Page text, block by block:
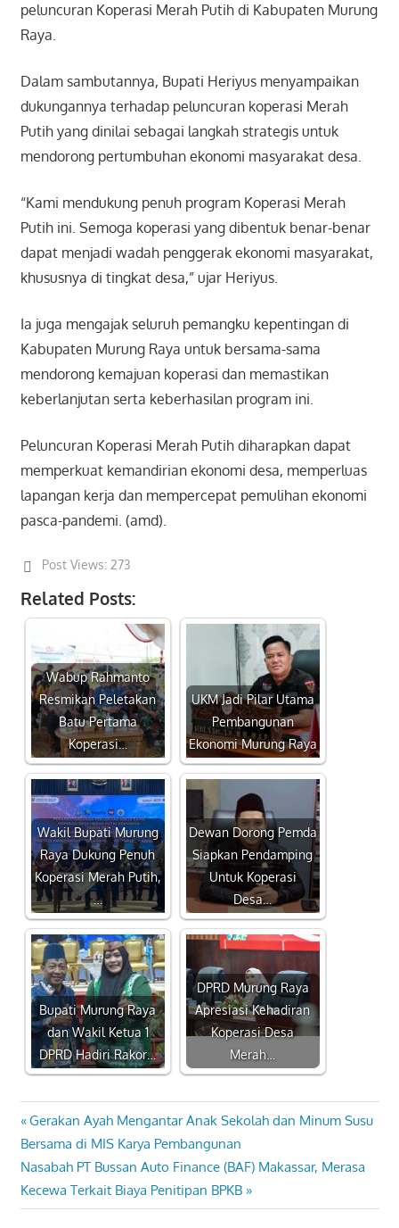
peluncuran Koperasi Merah Putih di Kabupaten Murung
Raya.
Dalam sambutannya, Bupati Heriyus menyampaikan
dukungannya terhadap peluncuran koperasi Merah
Putih yang dinilai sebagai langkah strategis untuk
mendorong pertumbuhan ekonomi masyarakat desa.
“Kami mendukung penuh program Koperasi Merah
Putih ini. Semoga koperasi yang dibentuk benar-benar
dapat menjadi wadah penggerak ekonomi masyarakat,
khususnya di tingkat desa,” ujar Heriyus.
Ia juga mengajak seluruh pemangku kepentingan di
Kabupaten Murung Raya untuk bersama-sama
mendorong kemajuan koperasi dan memastikan
keberlanjutan serta keberhasilan program ini.
Peluncuran Koperasi Merah Putih diharapkan dapat
memperkuat kemandirian ekonomi desa, memperluas
lapangan kerja dan mempercepat pemulihan ekonomi
pasca-pandemi. (amd).
Post Views: 273
Related Posts:
Wabup Rahmanto
Resmikan Peletakan
Batu Pertama
Koperasi…
UKM Jadi Pilar Utama
Pembangunan
Ekonomi Murung Raya
Wakil Bupati Murung
Raya Dukung Penuh
Koperasi Merah Putih,
…
Dewan Dorong Pemda
Siapkan Pendamping
Untuk Koperasi
Desa…
Bupati Murung Raya
dan Wakil Ketua 1
DPRD Hadiri Rakor…
DPRD Murung Raya
Apresiasi Kehadiran
Koperasi Desa
Merah…
Navigasi
pos
Previous
Post:
Gerakan Ayah Mengantar Anak Sekolah dan Minum Susu
Bersama di MIS Karya Pembangunan
Next
Post:
Nasabah PT Bussan Auto Finance (BAF) Makassar, Merasa
Kecewa Terkait Biaya Penitipan BPKB